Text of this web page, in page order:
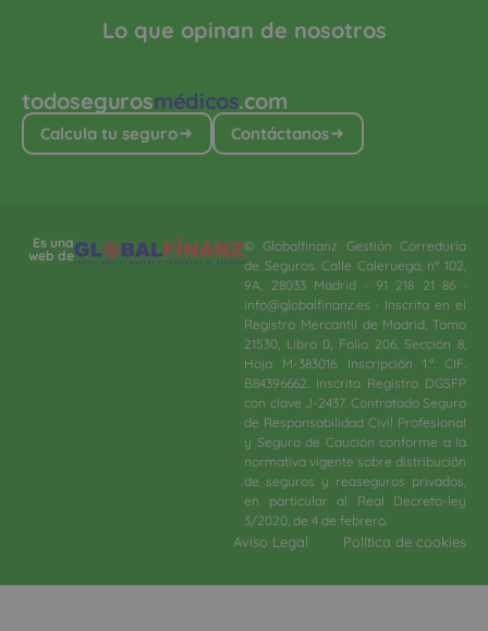
todosegurosmédicos.com
Calcula tu seguro Contáctanos
Lo que opinan de nosotros
Es una
web de
© Globalfinanz Gestión Correduría
de Seguros. Calle Caleruega, nº 102,
9A, 28033 Madrid · 91 218 21 86 ·
info@globalfinanz.es · Inscrita en el
Registro Mercantil de Madrid, Tomo
21530, Libro 0, Folio 206, Sección 8,
Hoja M-383016. Inscripción 1.ª. CIF.
B84396662. Inscrita Registro DGSFP
con clave J-2437. Contratado Seguro
de Responsabilidad Civil Profesional
y Seguro de Caución conforme a la
normativa vigente sobre distribución
de seguros y reaseguros privados,
en particular al Real Decreto-ley
3/2020, de 4 de febrero.​
Aviso Legal Política de cookies